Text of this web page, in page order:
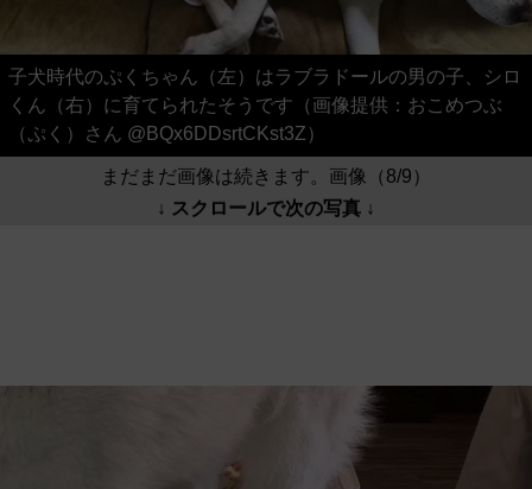
子犬時代のぷくちゃん（左）はラブラドールの男の子、シロ
くん（右）に育てられたそうです（画像提供：おこめつぶ
（ぷく）さん @BQx6DDsrtCKst3Z）
まだまだ画像は続きます。画像（8/9）
↓ スクロールで次の写真 ↓